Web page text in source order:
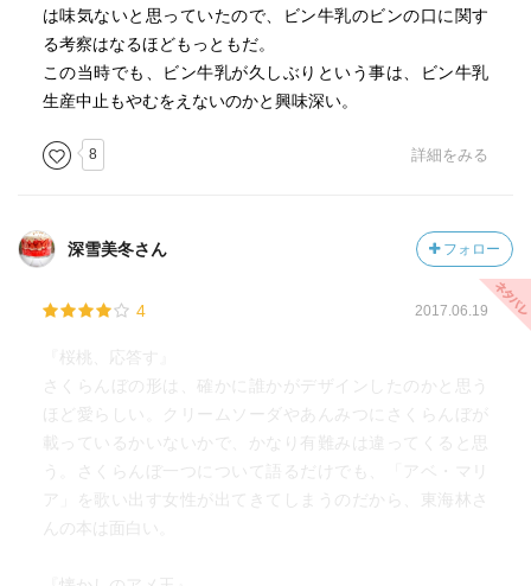
は味気ないと思っていたので、ビン牛乳のビンの口に関す
る考察はなるほどもっともだ。
この当時でも、ビン牛乳が久しぶりという事は、ビン牛乳
生産中止もやむをえないのかと興味深い。
8 詳細をみる
深雪美冬さん フォロー
4 2017.06.19
『桜桃、応答す』
さくらんぼの形は、確かに誰かがデザインしたのかと思う
ほど愛らしい。クリームソーダやあんみつにさくらんぼが
載っているかいないかで、かなり有難みは違ってくると思
う。さくらんぼ一つについて語るだけでも、「アベ・マリ
ア」を歌い出す女性が出てきてしまうのだから、東海林さ
んの本は面白い。